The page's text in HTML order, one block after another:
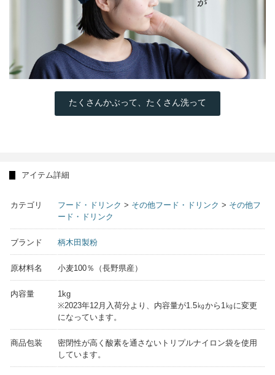
たくさんかぶって、たくさん洗って
アイテム詳細
カテゴリ フード・ドリンク > その他フード・ドリンク > その他フ
ード・ドリンク
ブランド 柄木田製粉
原材料名 小麦100％（長野県産）
内容量
1kg
※2023年12月入荷分より、内容量が1.5㎏から1㎏に変更
になっています。
商品包装
密閉性が高く酸素を通さないトリプルナイロン袋を使用
しています。